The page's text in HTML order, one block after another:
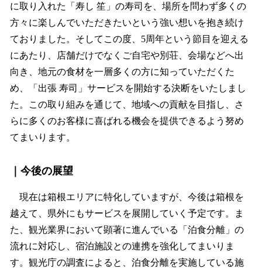
に取り入れた「寿し 笙」の寿司を、場所を問わず多くの
方々に楽しんでいただきたいという強い想いを抱き続け
ておりました。そしてこの度、5周年という節目を迎える
にあたり、店舗だけでなくご自宅や別荘、会場などへ出
向き、地元の食材を一層多くの方に知っていただくた
め、「出張 寿司」サービスを開始する決断をいたしまし
た。この取り組みを通じて、地域への貢献を目指し、さ
らに多くのお客様に喜ばれる機会を提供できるよう努め
てまいります。
｜今後の展望
現在は箱根エリアに特化していますが、今後は箱根を
越えて、県外にもサービスを展開していく予定です。ま
た、観光業界において顕著に進んでいる「泊食分離」の
流れに対応し、宿泊施設との連携を強化してまいりま
す。観光庁の調査によると、泊食分離を実施している施